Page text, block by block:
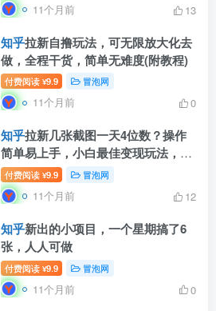
11个月前 13
知乎拉新自撸玩法，可无限放大化去
做，全程干货，简单无难度(附教程)
付费阅读 ¥9.9 冒泡网
11个月前 0
知乎拉新几张截图一天4位数？操作
简单易上手，小白最佳变现玩法，附
保姆级玩法教程
付费阅读 ¥9.9 冒泡网
11个月前 12
知乎新出的小项目，一个星期搞了6
张，人人可做
付费阅读 ¥9.9 冒泡网
11个月前 0